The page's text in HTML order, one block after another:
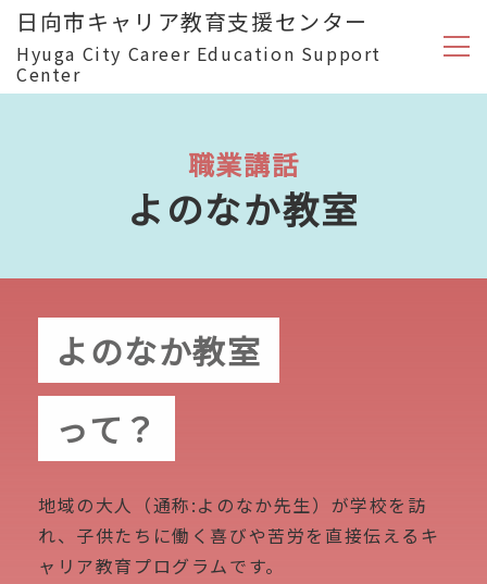
日向市キャリア教育支援センター
Hyuga City Career Education Support
Center
職業講話
よのなか教室
よのなか教室
って？
地域の大人（通称:よのなか先生）が学校を訪
れ、子供たちに働く喜びや苦労を直接伝えるキ
ャリア教育プログラムです。